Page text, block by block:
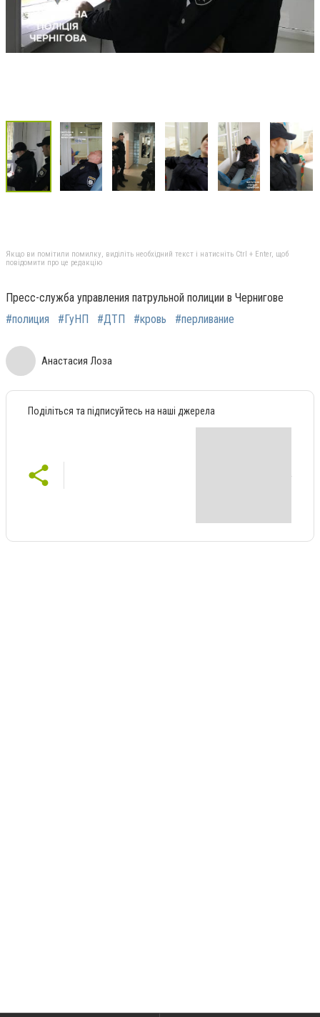
Якщо ви помітили помилку, виділіть необхідний текст і натисніть Ctrl + Enter, щоб
повідомити про це редакцію
Пресс-служба управления патрульной полиции в Чернигове
#полиция
#ГуНП #ДТП #кровь #перливание
Анастасия Лоза
Поділіться та підписуйтесь на наші джерела